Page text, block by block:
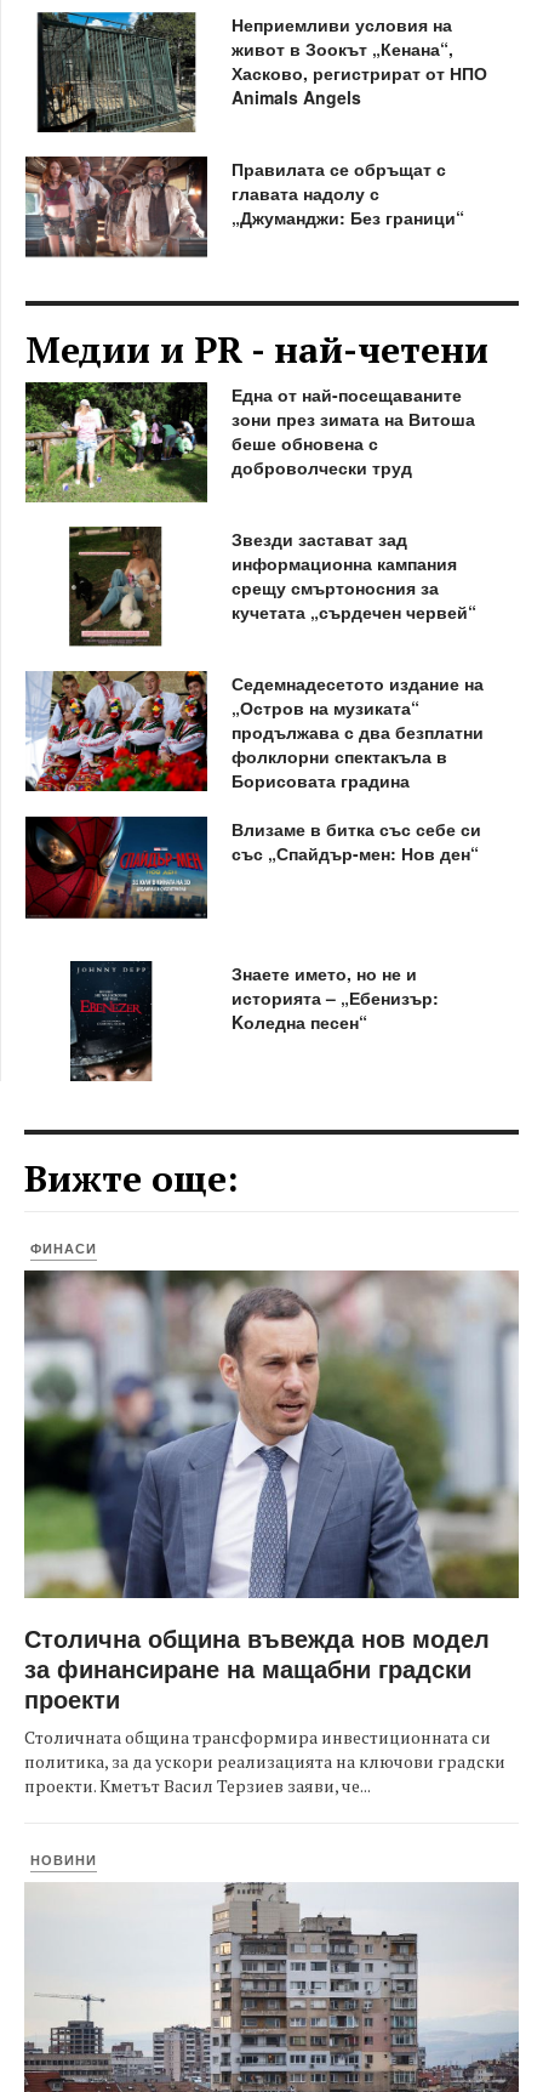
Неприемливи условия на
живот в Зоокът „Кенана“,
Хасково, регистрират от НПО
Animals Angels
Правилата се обръщат с
главата надолу с
„Джуманджи: Без граници“
Медии и PR - най-четени
Една от най-посещаваните
зони през зимата на Витоша
беше обновена с
доброволчески труд
Звезди застават зад
информационна кампания
срещу смъртоносния за
кучетата „сърдечен червей“
Седемнадесетото издание на
„Остров на музиката“
продължава с два безплатни
фолклорни спектакъла в
Борисовата градина
Влизаме в битка със себе си
със „Спайдър-мен: Нов ден“
Знаете името, но не и
историята – „Ебенизър:
Kоледна песен“
Вижте още:
ФИНАСИ
Столична община въвежда нов модел
за финансиране на мащабни градски
проекти
Столичната община трансформира инвестиционната си
политика, за да ускори реализацията на ключови градски
проекти. Кметът Васил Терзиев заяви, че...
НОВИНИ